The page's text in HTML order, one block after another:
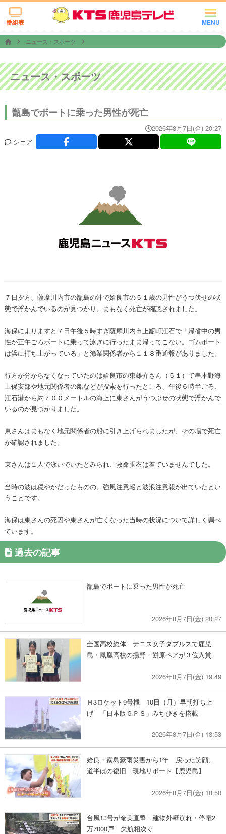
MENU
番組表
ニュース・スポーツ
ニュース・スポーツ
甑島でボートに乗った男性が死亡
2026年8月7日(金) 20:27
シェア
７日夕方、薩摩川内市の甑島の沖で姶良市の５１歳の男性がうつ伏せの状
態で浮かんでいるのが見つかり、まもなく死亡が確認されました。
海保によりますと７日午後５時すぎ薩摩川内市上甑町江石で「帰省中の男
性が正午ごろボートに乗って泳ぎに行ったまま帰ってこない。ゴムボート
は浜に打ち上がっている」と漁業関係者から１１８番通報がありました。
行方が分からなくなっていたのは姶良市の東雄介さん（５１）で串木野海
上保安部や地元関係者の船などが捜索を行ったところ、午後６時半ごろ、
江石港から約７００メートルの海上に東さんがうつぶせの状態で浮かんで
いるのが見つかりました。
東さんはまもなく地元関係者の船に引き上げられましたが、その場で死亡
が確認されました。
東さんは１人で泳いでいたとみられ、救命胴衣は着ていませんでした。
当時の波は穏やかだったものの、強風注意報と波浪注意報が出ていたとい
うことです。
海保は東さんの死因や東さんが亡くなった当時の状況について詳しく調べ
ています。
過去の記事
甑島でボートに乗った男性が死亡
2026年8月7日(金) 20:27
全国高校総体 テニス女子ダブルスで鹿児
島・鳳凰高校の揚野・餅原ペアが３位入賞
2026年8月7日(金) 19:49
Ｈ3ロケット9号機 10日（月）早朝打ち上
げ 「日本版ＧＰＳ」みちびきを搭載
2026年8月7日(金) 18:53
姶良・霧島豪雨災害から1年 戻った笑顔、
道半ばの復旧 現地リポート【鹿児島】
2026年8月7日(金) 18:50
台風13号が奄美直撃 建物外壁崩れ・停電2
万7000戸 欠航相次ぐ